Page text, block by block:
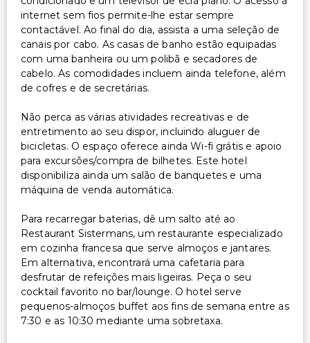
internet sem fios permite-lhe estar sempre
contactável. Ao final do dia, assista a uma seleção de
canais por cabo. As casas de banho estão equipadas
com uma banheira ou um polibã e secadores de
cabelo. As comodidades incluem ainda telefone, além
de cofres e de secretárias.
Não perca as várias atividades recreativas e de
entretimento ao seu dispor, incluindo aluguer de
bicicletas. O espaço oferece ainda Wi-fi grátis e apoio
para excursões/compra de bilhetes. Este hotel
disponibiliza ainda um salão de banquetes e uma
máquina de venda automática.
Para recarregar baterias, dê um salto até ao
Restaurant Sistermans, um restaurante especializado
em cozinha francesa que serve almoços e jantares.
Em alternativa, encontrará uma cafetaria para
desfrutar de refeições mais ligeiras. Peça o seu
cocktail favorito no bar/lounge. O hotel serve
pequenos-almoços buffet aos fins de semana entre as
7:30 e as 10:30 mediante uma sobretaxa.